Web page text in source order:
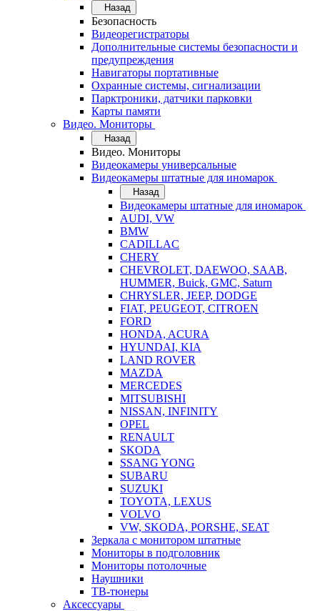
Назад
Безопасность
Видеорегистраторы
Дополнительные системы безопасности и
предупреждения
Навигаторы портативные
Охранные системы, сигнализации
Парктроники, датчики парковки
Карты памяти
Видео. Мониторы
Назад
Видео. Мониторы
Видеокамеры универсальные
Видеокамеры штатные для иномарок
Назад
Видеокамеры штатные для иномарок
AUDI, VW
BMW
CADILLAC
CHERY
CHEVROLET, DAEWOO, SAAB,
HUMMER, Buick, GMC, Saturn
CHRYSLER, JEEP, DODGE
FIAT, PEUGEOT, CITROEN
FORD
HONDA, ACURA
HYUNDAI, KIA
LAND ROVER
MAZDA
MERCEDES
MITSUBISHI
NISSAN, INFINITY
OPEL
RENAULT
SKODA
SSANG YONG
SUBARU
SUZUKI
TOYOTA, LEXUS
VOLVO
VW, SKODA, PORSHE, SEAT
Зеркала с монитором штатные
Мониторы в подголовник
Мониторы потолочные
Наушники
ТВ-тюнеры
Аксессуары